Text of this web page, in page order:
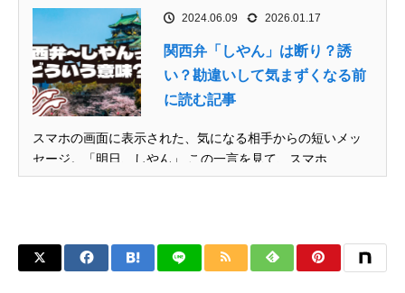
2024.06.09 2026.01.17
関西弁「しやん」は断り？誘
い？勘違いして気まずくなる前
に読む記事
スマホの画面に表示された、気になる相手からの短いメッ
セージ。「明日、しやん」 この一言を見て、スマホ...